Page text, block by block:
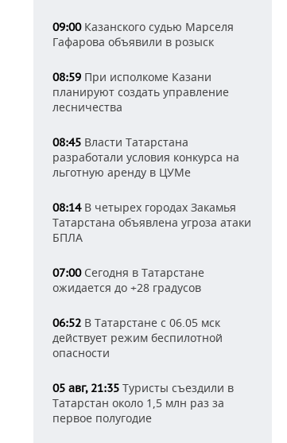
09:00Казанского судью Марселя
Гафарова объявили в розыск
08:59 При исполкоме Казани
планируют создать управление
лесничества
08:45 Власти Татарстана
разработали условия конкурса на
льготную аренду в ЦУМе
08:14В четырех городах Закамья
Татарстана объявлена угроза атаки
БПЛА
07:00Сегодня в Татарстане
ожидается до +28 градусов
06:52 В Татарстане с 06.05 мск
действует режим беспилотной
опасности
05 авг, 21:35 Туристы съездили в
Татарстан около 1,5 млн раз за
первое полугодие